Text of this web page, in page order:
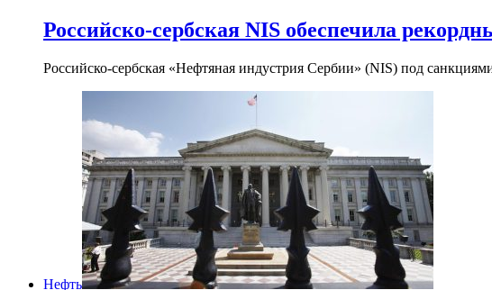
Российско-сербская NIS обеспечила
Российско-сербская «Нефтяная индустрия Сербии» (NIS) под
Нефть